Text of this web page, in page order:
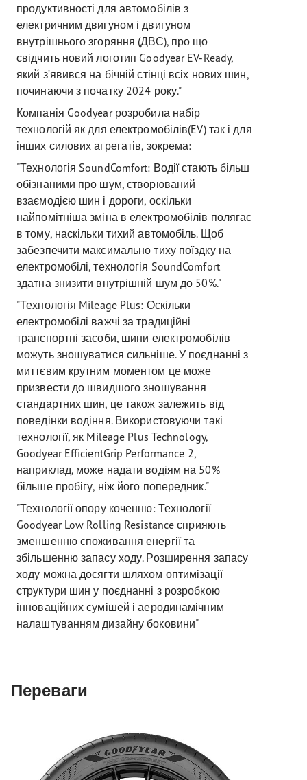
продуктивності для автомобілів з
електричним двигуном і двигуном
внутрішнього згоряння (ДВС), про що
свідчить новий логотип Goodyear EV-Ready,
який з’явився на бічній стінці всіх нових шин,
починаючи з початку 2024 року."
Компанія Goodyear розробила набір
технологій як для електромобілів(EV) так і для
інших силових агрегатів, зокрема:
"Технологія SoundComfort: Водії стають більш
обізнаними про шум, створюваний
взаємодією шин і дороги, оскільки
найпомітніша зміна в електромобілів полягає
в тому, наскільки тихий автомобіль. Щоб
забезпечити максимально тиху поїздку на
електромобілі, технологія SoundComfort
здатна знизити внутрішній шум до 50%."
"Технологія Mileage Plus: Оскільки
електромобілі важчі за традиційні
транспортні засоби, шини електромобілів
можуть зношуватися сильніше. У поєднанні з
миттєвим крутним моментом це може
призвести до швидшого зношування
стандартних шин, це також залежить від
поведінки водіння. Використовуючи такі
технології, як Mileage Plus Technology,
Goodyear EfficientGrip Performance 2,
наприклад, може надати водіям на 50%
більше пробігу, ніж його попередник."
"Технології опору коченню: Технології
Goodyear Low Rolling Resistance сприяють
зменшенню споживання енергії та
збільшенню запасу ходу. Розширення запасу
ходу можна досягти шляхом оптимізації
структури шин у поєднанні з розробкою
інноваційних сумішей і аеродинамічним
налаштуванням дизайну боковини"
Переваги